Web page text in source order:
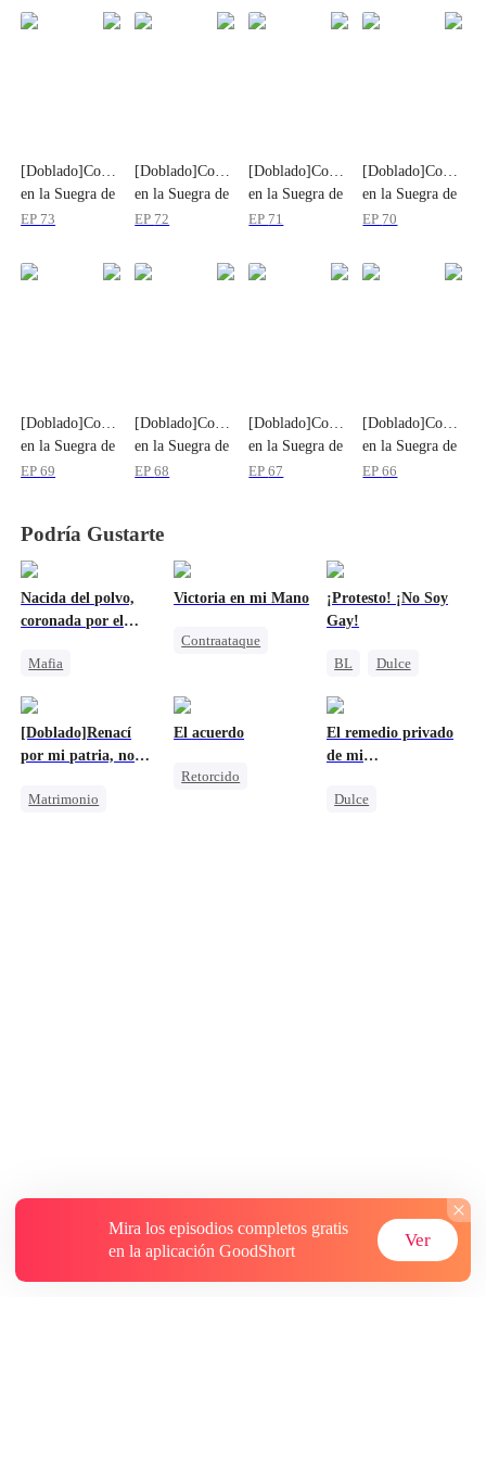
[Doblado]Convertirme
en la Suegra de
Mi Ex
EP 73
[Doblado]Convertirme
en la Suegra de
Mi Ex
EP 72
[Doblado]Convertirme
en la Suegra de
Mi Ex
EP 71
en la Suegra de
Mi Ex
EP 70
[Doblado]Convertirme
en la Suegra de
Mi Ex
EP69
[Doblado]Convertirme
en la Suegra de
Mi Ex
EP68
[Doblado]Convertirme
en la Suegra de
Mi Ex
EP67
en la Suegra de
Mi Ex
EP66
Podría Gustarte
Nacida del polvo,
coronada por el
Mafia
Contraataque
Victoria en mi Mano
Contraataque
Venganza
Heredera
¡Protesto! ¡No Soy
Gay!
BL
Dulce
[Doblado]Renací
por mi patria, no
Matrimonio
El acuerdo
Retorcido
El remedio privado
de mi
Dulce
Mira los episodios completos gratis
en la aplicación GoodShort
Ver